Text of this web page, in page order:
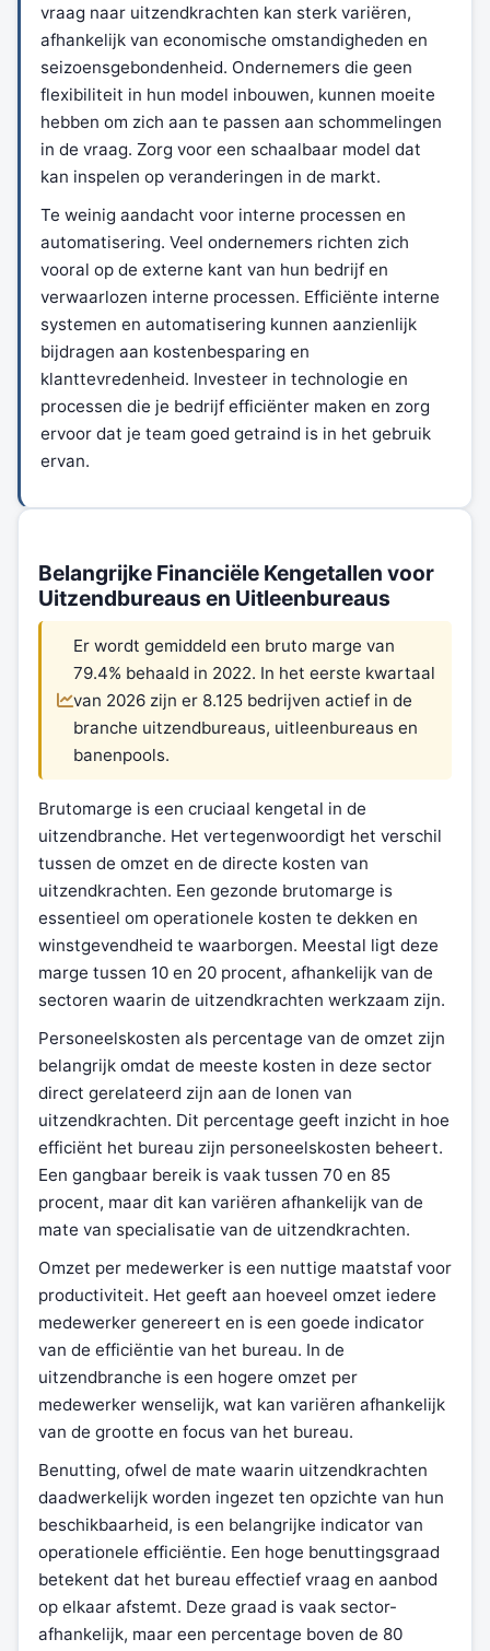
vraag naar uitzendkrachten kan sterk variëren,
afhankelijk van economische omstandigheden en
seizoensgebondenheid. Ondernemers die geen
flexibiliteit in hun model inbouwen, kunnen moeite
hebben om zich aan te passen aan schommelingen
in de vraag. Zorg voor een schaalbaar model dat
kan inspelen op veranderingen in de markt.
Te weinig aandacht voor interne processen en
automatisering. Veel ondernemers richten zich
vooral op de externe kant van hun bedrijf en
verwaarlozen interne processen. Efficiënte interne
systemen en automatisering kunnen aanzienlijk
bijdragen aan kostenbesparing en
klanttevredenheid. Investeer in technologie en
processen die je bedrijf efficiënter maken en zorg
ervoor dat je team goed getraind is in het gebruik
ervan.
Belangrijke Financiële Kengetallen voor
Uitzendbureaus en Uitleenbureaus
Er wordt gemiddeld een bruto marge van
79.4% behaald in 2022. In het eerste kwartaal
van 2026 zijn er 8.125 bedrijven actief in de
branche uitzendbureaus, uitleenbureaus en
banenpools.
Brutomarge is een cruciaal kengetal in de
uitzendbranche. Het vertegenwoordigt het verschil
tussen de omzet en de directe kosten van
uitzendkrachten. Een gezonde brutomarge is
essentieel om operationele kosten te dekken en
winstgevendheid te waarborgen. Meestal ligt deze
marge tussen 10 en 20 procent, afhankelijk van de
sectoren waarin de uitzendkrachten werkzaam zijn.
Personeelskosten als percentage van de omzet zijn
belangrijk omdat de meeste kosten in deze sector
direct gerelateerd zijn aan de lonen van
uitzendkrachten. Dit percentage geeft inzicht in hoe
efficiënt het bureau zijn personeelskosten beheert.
Een gangbaar bereik is vaak tussen 70 en 85
procent, maar dit kan variëren afhankelijk van de
mate van specialisatie van de uitzendkrachten.
Omzet per medewerker is een nuttige maatstaf voor
productiviteit. Het geeft aan hoeveel omzet iedere
medewerker genereert en is een goede indicator
van de efficiëntie van het bureau. In de
uitzendbranche is een hogere omzet per
medewerker wenselijk, wat kan variëren afhankelijk
van de grootte en focus van het bureau.
Benutting, ofwel de mate waarin uitzendkrachten
daadwerkelijk worden ingezet ten opzichte van hun
beschikbaarheid, is een belangrijke indicator van
operationele efficiëntie. Een hoge benuttingsgraad
betekent dat het bureau effectief vraag en aanbod
op elkaar afstemt. Deze graad is vaak sector-
afhankelijk, maar een percentage boven de 80